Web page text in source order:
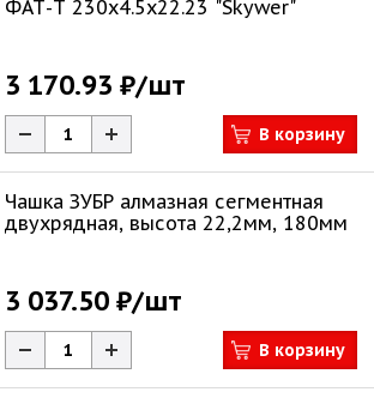
ФАТ-Т 230х4.5х22.23 "Skywer"
3 170.93 ₽/шт
В корзину
Чашка ЗУБР алмазная сегментная
двухрядная, высота 22,2мм, 180мм
3 037.50 ₽/шт
В корзину